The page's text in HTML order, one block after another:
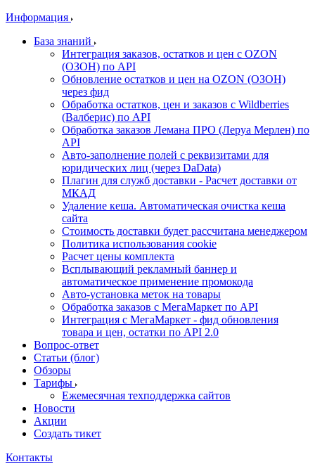
Информация
База знаний
Интеграция заказов, остатков и цен с OZON
(ОЗОН) по API
Обновление остатков и цен на OZON (ОЗОН)
через фид
Обработка остатков, цен и заказов с Wildberries
(Валберис) по API
Обработка заказов Лемана ПРО (Леруа Мерлен) по
API
Авто-заполнение полей с реквизитами для
юридических лиц (через DaData)
Плагин для служб доставки - Расчет доставки от
МКАД
Удаление кеша. Автоматическая очистка кеша
сайта
Стоимость доставки будет рассчитана менеджером
Политика использования cookie
Расчет цены комплекта
Всплывающий рекламный баннер и
автоматическое применение промокода
Авто-установка меток на товары
Обработка заказов с МегаМаркет по API
Интеграция с МегаМаркет - фид обновления
товара и цен, остатки по API 2.0
Вопрос-ответ
Статьи (блог)
Обзоры
Тарифы
Ежемесячная техподдержка сайтов
Новости
Акции
Создать тикет
Контакты